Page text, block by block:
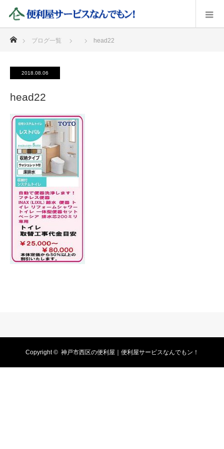
ブログ一覧 head22
2018.08.06
head22
Copyright © 神戸市西区の便利屋｜便利屋サービスなんでもン！